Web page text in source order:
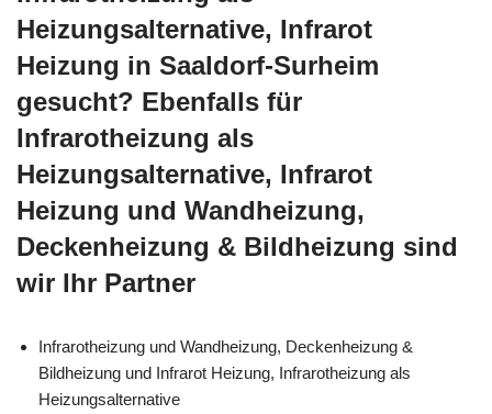
Heizungsalternative, Infrarot
Heizung in Saaldorf-Surheim
gesucht? Ebenfalls für
Infrarotheizung als
Heizungsalternative, Infrarot
Heizung und Wandheizung,
Deckenheizung & Bildheizung sind
wir Ihr Partner
Infrarotheizung und Wandheizung, Deckenheizung &
Bildheizung und Infrarot Heizung, Infrarotheizung als
Heizungsalternative